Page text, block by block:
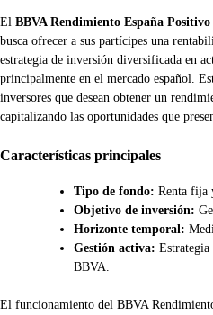
El BBVA Rendimiento España
busca ofrecer a sus partícipes una
estrategia de inversión diversificada en
principalmente en el mercado español.
inversores que desean obtener un
capitalizando las oportunidades que
Características principales
Tipo de fondo: Renta fija
Objetivo de inversión:
Horizonte temporal:
Gestión activa: Estrategia
BBVA.
El funcionamiento del BBVA